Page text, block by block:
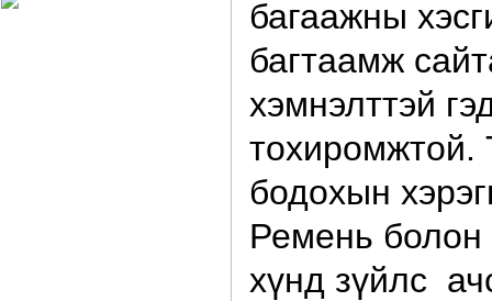
багаажны
багтаамж
хэмнэлттэй
тохиромжтой.
бодохын
Ремень болон
хүнд зүйлс